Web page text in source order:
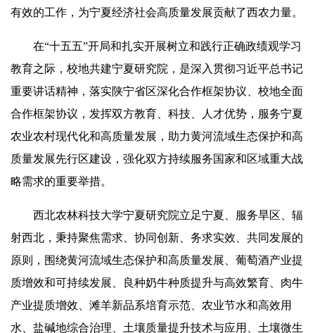
有效的工作，为宁夏经济社会高质量发展贡献了西农力量。
在“十五五”开局和扎实开展树立和践行正确政绩观学习
教育之际，校地共建宁夏研究院，是深入贯彻习近平总书记
重要讲话精神，落实陕宁省区深化合作框架协议、校地全面
合作框架协议，发挥双方教育、科技、人才优势，服务宁夏
农业农村现代化和高质量发展，助力黄河流域生态保护和高
质量发展先行区建设，强化双方持续服务国家和区域重大战
略需求的重要举措。
西北农林科技大学宁夏研究院立足宁夏、服务旱区、辐
射西北，秉持聚焦需求、协同创新、务求实效、共同发展的
原则，围绕黄河流域生态保护和高质量发展、葡萄酒产业提
质增效和可持续发展、良种奶牛种质提升与高效繁育、肉牛
产业提质增效、滩羊新品系培育示范、农业节水和高效用
水、盐碱地综合治理、土壤质量提升技术与应用、土壤微生